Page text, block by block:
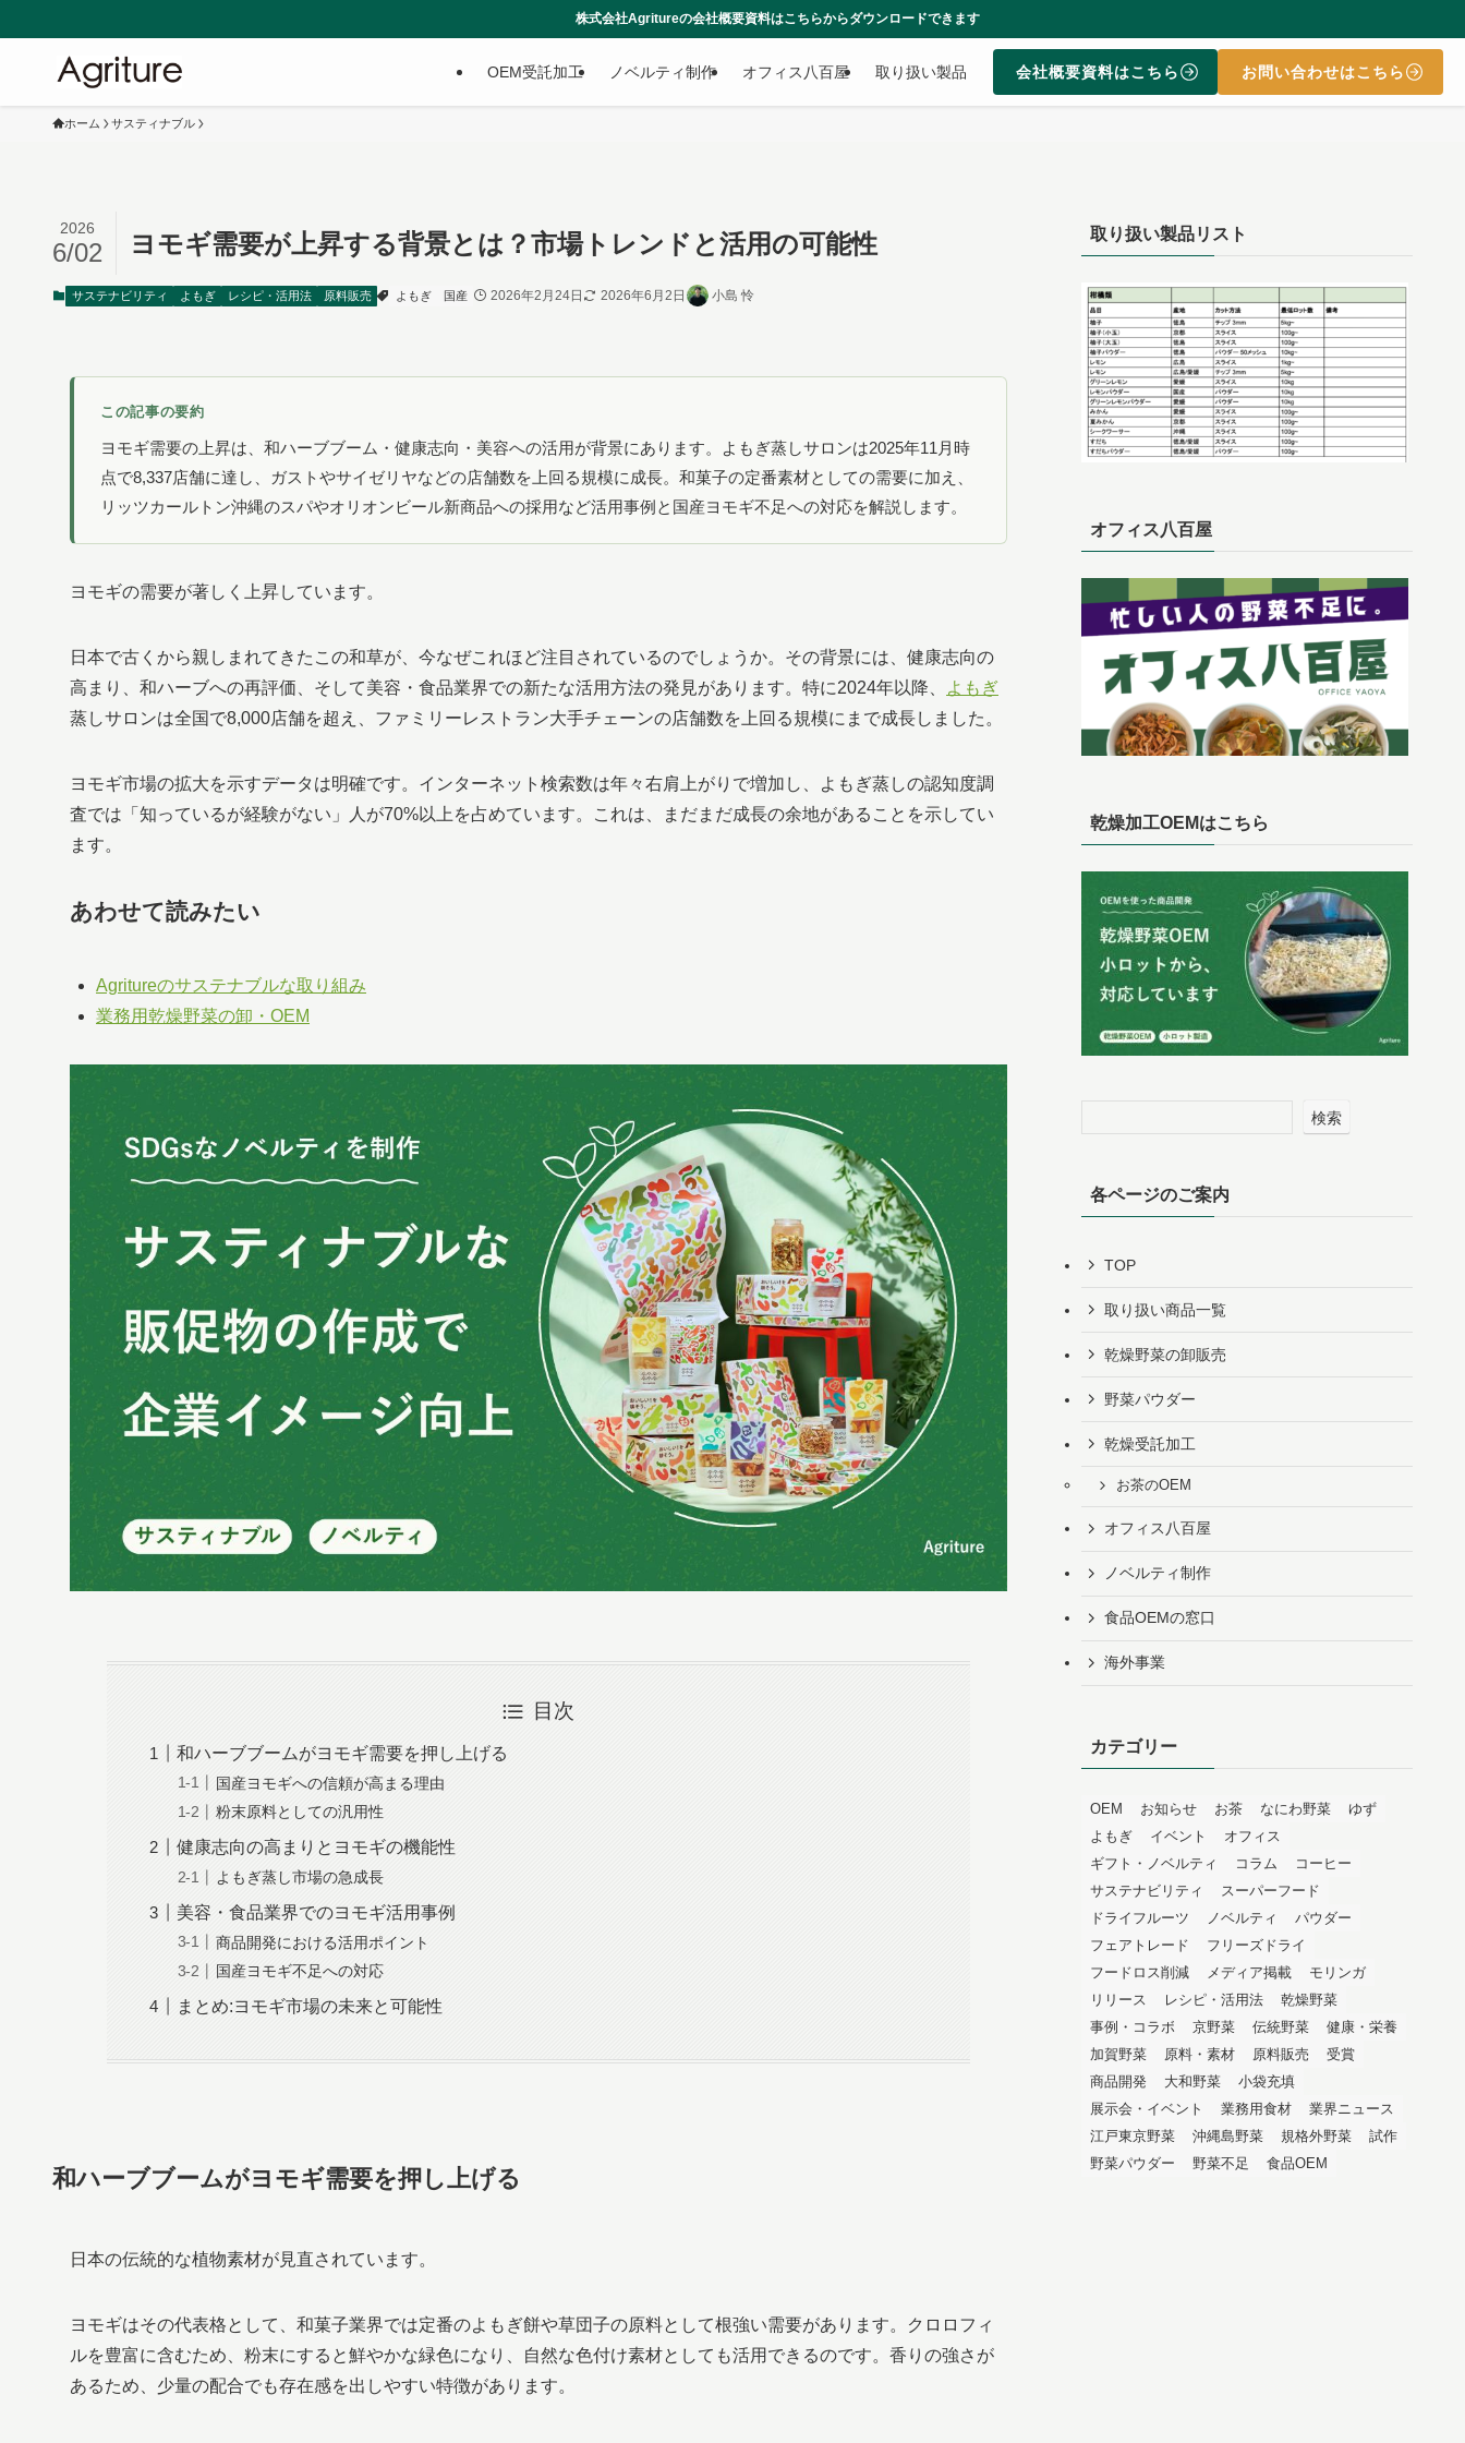
株式会社Agritureの会社概要資料はこちらからダウンロードできます
OEM受託加工 ノベルティ制作 オフィス八百屋 取り扱い製品 会社概要資料はこちら お問い合わせはこちら
ホーム サスティナブル
ヨモギ需要が上昇する背景とは？市場トレンドと活用の可能性
2026
6/02
サステナビリティ よもぎ レシピ・活用法 原料販売 よもぎ 国産 2026年2月24日 2026年6月2日 小島 怜
この記事の要約
ヨモギ需要の上昇は、和ハーブブーム・健康志向・美容への活用が背景にあります。よもぎ蒸しサロンは2025年11月時
点で8,337店舗に達し、ガストやサイゼリヤなどの店舗数を上回る規模に成長。和菓子の定番素材としての需要に加え、
リッツカールトン沖縄のスパやオリオンビール新商品への採用など活用事例と国産ヨモギ不足への対応を解説します。
ヨモギの需要が著しく上昇しています。
日本で古くから親しまれてきたこの和草が、今なぜこれほど注目されているのでしょうか。その背景には、健康志向の
高まり、和ハーブへの再評価、そして美容・食品業界での新たな活用方法の発見があります。特に2024年以降、
よもぎ
蒸しサロンは全国で8,000店舗を超え、ファミリーレストラン大手チェーンの店舗数を上回る規模にまで成長しました。
ヨモギ市場の拡大を示すデータは明確です。インターネット検索数は年々右肩上がりで増加し、よもぎ蒸しの認知度調
査では「知っているが経験がない」人が70%以上を占めています。これは、まだまだ成長の余地があることを示してい
ます。
あわせて読みたい
Agritureのサステナブルな取り組み
業務用乾燥野菜の卸・OEM
目次
和ハーブブームがヨモギ需要を押し上げる
国産ヨモギへの信頼が高まる理由
粉末原料としての汎用性
健康志向の高まりとヨモギの機能性
よもぎ蒸し市場の急成長
美容・食品業界でのヨモギ活用事例
商品開発における活用ポイント
国産ヨモギ不足への対応
まとめ:ヨモギ市場の未来と可能性
和ハーブブームがヨモギ需要を押し上げる
日本の伝統的な植物素材が見直されています。
ヨモギはその代表格として、和菓子業界では定番のよもぎ餅や草団子の原料として根強い需要があります。クロロフィ
ルを豊富に含むため、粉末にすると鮮やかな緑色になり、自然な色付け素材としても活用できるのです。香りの強さが
あるため、少量の配合でも存在感を出しやすい特徴があります。
取り扱い製品リスト
オフィス八百屋
乾燥加工OEMはこちら
検索
各ページのご案内
TOP
取り扱い商品一覧
乾燥野菜の卸販売
野菜パウダー
乾燥受託加工
お茶のOEM
オフィス八百屋
ノベルティ制作
食品OEMの窓口
海外事業
カテゴリー
OEM お知らせ お茶 なにわ野菜
ゆず
よもぎ
イベント
オフィス
ギフト・ノベルティ
コラム
コーヒー
サステナビリティ
スーパーフード
ドライフルーツ
ノベルティ
パウダー
フェアトレード
フリーズドライ
フードロス削減
メディア掲載
モリンガ
リリース
レシピ・活用法
乾燥野菜
事例・コラボ
京野菜 伝統野菜
健康・栄養
加賀野菜
原料・素材 原料販売
受賞
商品開発
大和野菜
小袋充填
展示会・イベント
業務用食材
業界ニュース
江戸東京野菜
沖縄島野菜 規格外野菜
試作
野菜パウダー
野菜不足 食品OEM